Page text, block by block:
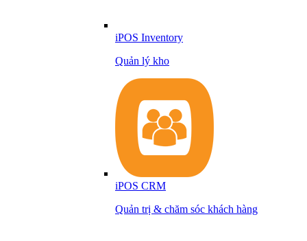
iPOS Inventory
Quản lý kho
iPOS CRM
Quản trị & chăm sóc khách hàng